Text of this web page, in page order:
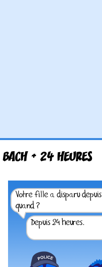
BACH + 24 HEURES